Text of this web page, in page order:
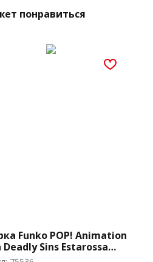
понравиться
Funko POP! Animation
Deadly Sins Estarossa